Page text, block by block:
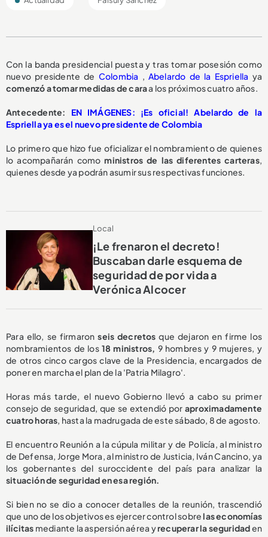
Con la banda presidencial puesta y tras tomar posesión como
nuevo presidente de Colombia , Abelardo de la Espriella ya
comenzó a tomar medidas de caraa los próximos cuatro años.
Antecedente: EN IMÁGENES: ¡Es oficial! Abelardo de la
Espriella ya es el nuevo presidente de Colombia
Lo primero que hizo fue oficializar el nombramiento de quienes
lo acompañarán comoministros de las diferentes carteras,
quienes desde ya podrán asumir sus respectivas funciones.
Local
¡Le frenaron el decreto!
Buscaban darle esquema de
seguridad de por vida a
Verónica Alcocer
Para ello, se firmaronseis decretosque dejaron en firme los
nombramientos de los 18 ministros, 9 hombres y 9 mujeres, y
de otros cinco cargos clave de la Presidencia, encargados de
poner en marcha el plan de la 'Patria Milagro'.
Horas más tarde, el nuevo Gobierno llevó a cabo su primer
consejo de seguridad, que se extendió por aproximadamente
cuatro horas, hasta la madrugada de este sábado, 8 de agosto.
El encuentro Reunión a la cúpula militar y de Policía, al ministro
de Defensa, Jorge Mora, al ministro de Justicia, Iván Cancino, ya
los gobernantes del suroccidente del país para analizar la
situación de seguridad en esa región.
Si bien no se dio a conocer detalles de la reunión, trascendió
que uno de los objetivos es ejercer control sobrelas economías
ilícitas mediante la aspersión aérea yrecuperar la seguridaden